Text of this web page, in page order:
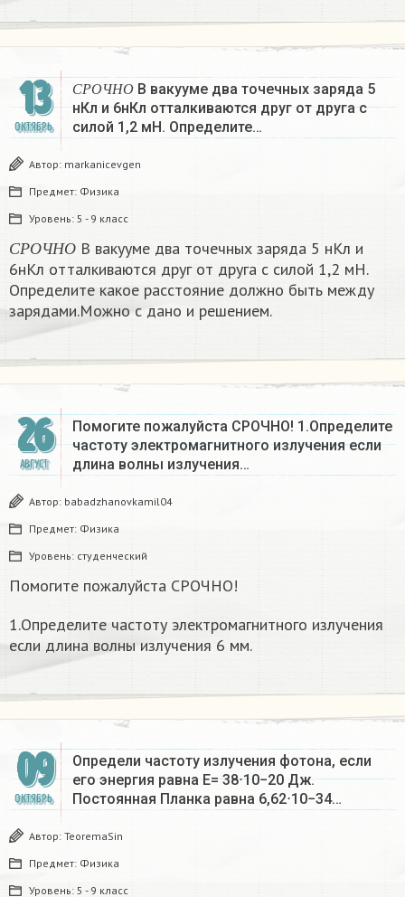
13
ОКТЯБРЬ
С Р О Ч Н О
СРОЧНО В вакууме два точечных заряда 5
нКл и 6нКл отталкиваются друг от друга с
силой 1,2 мН. Определите…
Автор: markanicevgen
Предмет: Физика
Уровень: 5 - 9 класс
С Р О ЧН О
СР ОЧНО В вакууме два точечных заряда 5 нКл и
6нКл отталкиваются друг от друга с силой 1,2 мН.
Определите какое расстояние должно быть между
зарядами.Можно с дано и решением.
26
АВГУСТ
Помогите пожалуйста СРОЧНО! 1.Определите
частоту электромагнитного излучения если
длина волны излучения…
Автор: babadzhanovkamil04
Предмет: Физика
Уровень: студенческий
Помогите пожалуйста СРОЧНО!
1.Определите частоту электромагнитного излучения
если длина волны излучения 6 мм.
09
ОКТЯБРЬ
Определи частоту излучения фотона, если
его энергия равна E= 38⋅10−20 Дж.
Постоянная Планка равна 6,62⋅10−34…
Автор: TeoremaSin
Предмет: Физика
Уровень: 5 - 9 класс